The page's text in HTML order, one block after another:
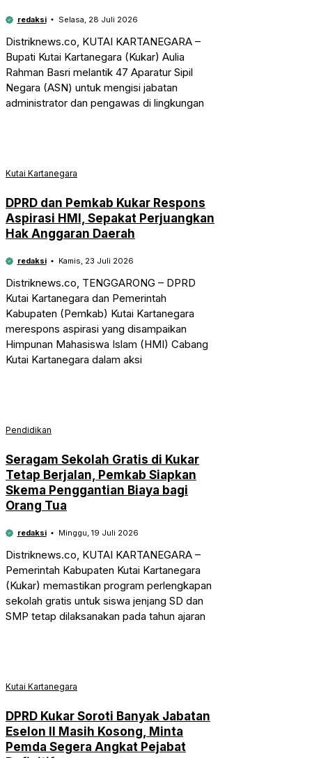
redaksi Selasa, 28 Juli 2026
Distriknews.co, KUTAI KARTANEGARA –
Bupati Kutai Kartanegara (Kukar) Aulia
Rahman Basri melantik 47 Aparatur Sipil
Negara (ASN) untuk mengisi jabatan
administrator dan pengawas di lingkungan
Kutai Kartanegara
DPRD dan Pemkab Kukar Respons
Aspirasi HMI, Sepakat Perjuangkan
Hak Anggaran Daerah
redaksi Kamis, 23 Juli 2026
Distriknews.co, TENGGARONG – DPRD
Kutai Kartanegara dan Pemerintah
Kabupaten (Pemkab) Kutai Kartanegara
merespons aspirasi yang disampaikan
Himpunan Mahasiswa Islam (HMI) Cabang
Kutai Kartanegara dalam aksi
Pendidikan
Seragam Sekolah Gratis di Kukar
Tetap Berjalan, Pemkab Siapkan
Skema Penggantian Biaya bagi
Orang Tua
redaksi Minggu, 19 Juli 2026
Distriknews.co, KUTAI KARTANEGARA –
Pemerintah Kabupaten Kutai Kartanegara
(Kukar) memastikan program perlengkapan
sekolah gratis untuk siswa jenjang SD dan
SMP tetap dilaksanakan pada tahun ajaran
Kutai Kartanegara
DPRD Kukar Soroti Banyak Jabatan
Eselon II Masih Kosong, Minta
Pemda Segera Angkat Pejabat